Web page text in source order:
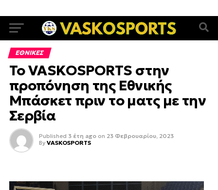
ΕΘΝΙΚΕΣ
Το VASKOSPORTS στην
προπόνηση της Εθνικής
Μπάσκετ πριν το ματς με την
Σερβία
Published 3 έτη ago on 23 Φεβρουαρίου, 2023
By VASKOSPORTS